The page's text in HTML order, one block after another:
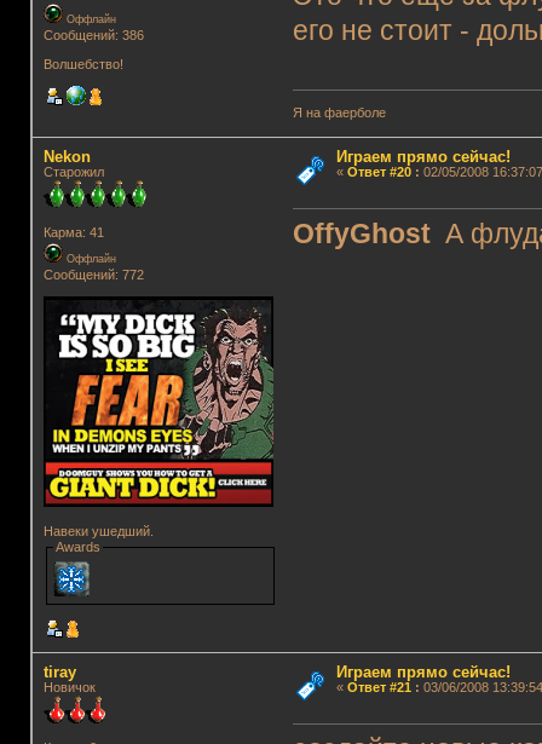
Оффлайн
Сообщений: 386
Волшебство!
его не стоит -
Я на фаерболе
Nekon
Старожил
Карма: 41
Оффлайн
Сообщений: 772
Навеки ушедший.
Awards
Играем прямо сейчас!
« Ответ #20: 02/05/2008
OffyGhost А
tiray
Новичок
Играем прямо сейчас!
« Ответ #21 : 03/06/2008